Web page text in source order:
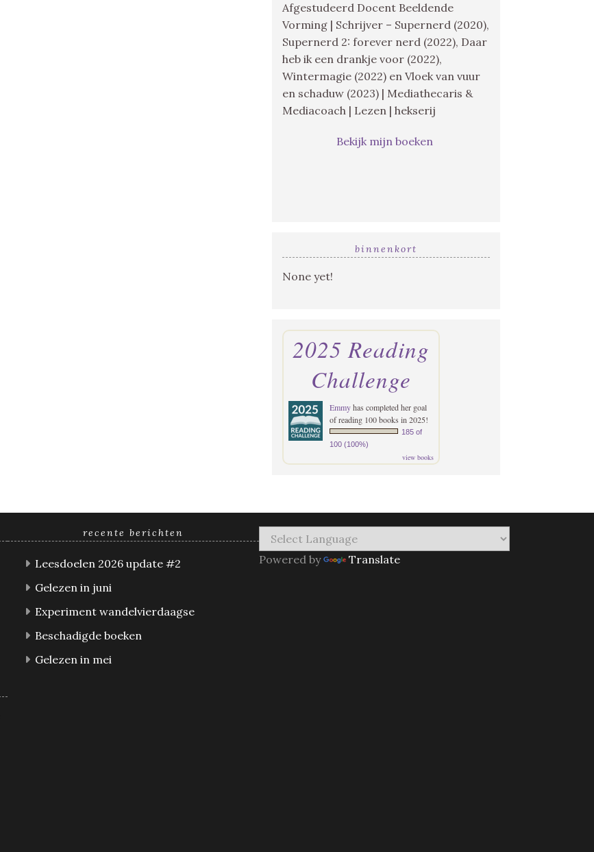
Afgestudeerd Docent Beeldende
Vorming | Schrijver – Supernerd (2020),
Supernerd 2: forever nerd (2022), Daar
heb ik een drankje voor (2022),
Wintermagie (2022) en Vloek van vuur
en schaduw (2023) | Mediathecaris &
Mediacoach | Lezen | hekserij
Bekijk mijn boeken
binnenkort
None yet!
2025 Reading
Challenge
Emmyhas completed her goal
of reading 100 books in 2025!
185 of
100 (100%)
view books
recente berichten
Leesdoelen 2026 update #2
Gelezen in juni
Experiment wandelvierdaagse
Beschadigde boeken
Gelezen in mei
Powered by Translate